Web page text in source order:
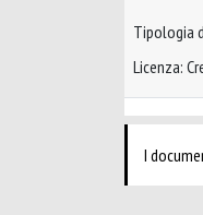
Tipologia
Licenza:
I